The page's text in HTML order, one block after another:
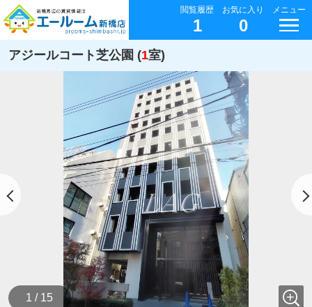
閲覧履歴
1
お気に入り
0
メニュー
アジールコート芝公園 (1室)
1 / 15